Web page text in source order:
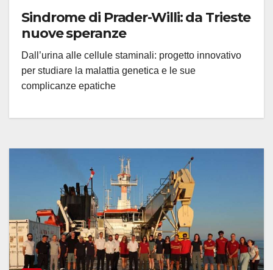
Sindrome di Prader-Willi: da Trieste
nuove speranze
Dall’urina alle cellule staminali: progetto innovativo
per studiare la malattia genetica e le sue
complicanze epatiche